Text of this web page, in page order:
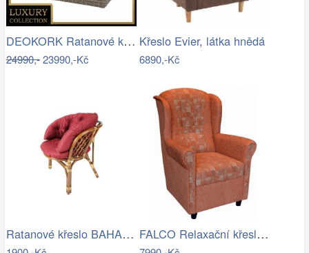
DEOKORK Ratanové křeslo BORNEO LUXURY …
24990,-23990,-Kč
Křeslo Evier, látka hnědá
6890,-Kč
Ratanové křeslo BAHAMA tmavé - XL polstr FALCO Relaxační křeslo ušák Jakub…